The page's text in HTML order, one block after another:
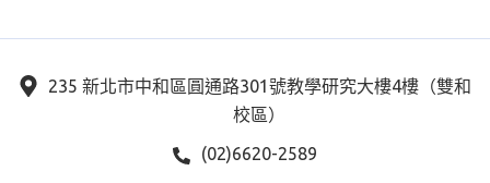
235 新北市中和區圓通路301號教學研究大樓4樓（雙和
校區）
(02)6620-2589